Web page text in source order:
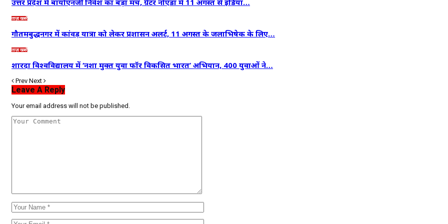
ताज़ा खबरें
गौतमबुद्धनगर में कांवड़ यात्रा को लेकर प्रशासन अलर्ट, 11 अगस्त के जलाभिषेक के लिए…
ताज़ा खबरें
शारदा विश्वविद्यालय में ‘नशा मुक्त युवा फॉर विकसित भारत’ अभियान, 400 युवाओं ने…
Prev Next
Leave A Reply
Your email address will not be published.